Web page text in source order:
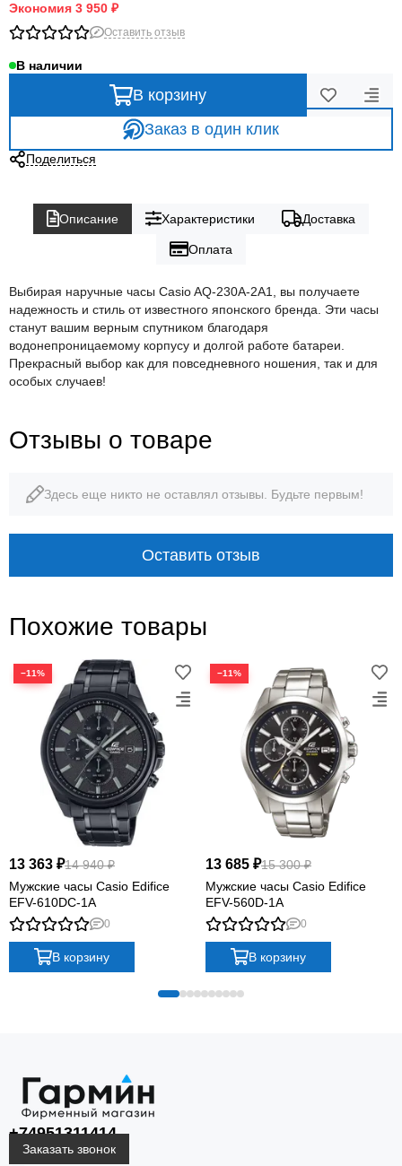
Экономия 3 950 ₽
Оставить отзыв
В наличии
В корзину
Заказ в один клик
Поделиться
Описание Характеристики Доставка
Оплата
Выбирая наручные часы Casio AQ-230A-2A1, вы получаете
надежность и стиль от известного японского бренда. Эти часы
станут вашим верным спутником благодаря
водонепроницаемому корпусу и долгой работе батареи.
Прекрасный выбор как для повседневного ношения, так и для
особых случаев!
Отзывы о товаре
Здесь еще никто не оставлял отзывы. Будьте первым!
Оставить отзыв
Похожие товары
−11%
13 363 ₽14 940 ₽
Мужские часы Casio Edifice
EFV-610DC-1A
0
В корзину
−11%
13 685 ₽15 300 ₽
Мужские часы Casio Edifice
EFV-560D-1A
0
В корзину
+74951311414
Заказать звонок